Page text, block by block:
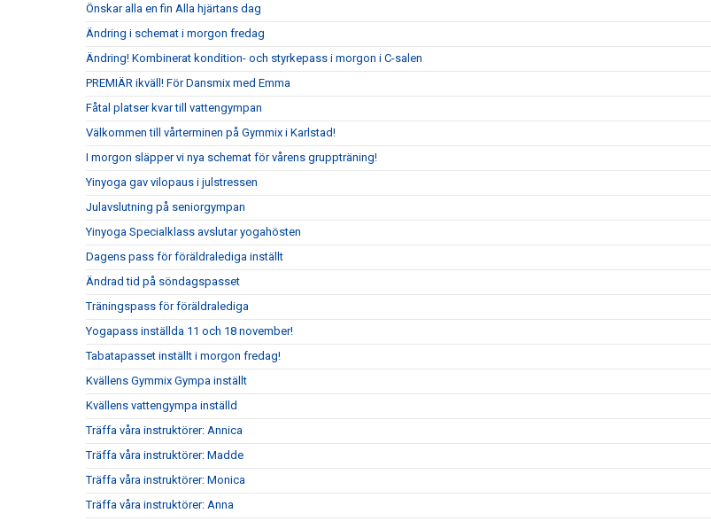
Önskar alla en fin Alla hjärtans dag
Ändring i schemat i morgon fredag
Ändring! Kombinerat kondition- och styrkepass i morgon i C-salen
PREMIÄR ikväll! För Dansmix med Emma
Fåtal platser kvar till vattengympan
Välkommen till vårterminen på Gymmix i Karlstad!
I morgon släpper vi nya schemat för vårens gruppträning!
Yinyoga gav vilopaus i julstressen
Julavslutning på seniorgympan
Yinyoga Specialklass avslutar yogahösten
Dagens pass för föräldralediga inställt
Ändrad tid på söndagspasset
Träningspass för föräldralediga
Yogapass inställda 11 och 18 november!
Tabatapasset inställt i morgon fredag!
Kvällens Gymmix Gympa inställt
Kvällens vattengympa inställd
Träffa våra instruktörer: Annica
Träffa våra instruktörer: Madde
Träffa våra instruktörer: Monica
Träffa våra instruktörer: Anna